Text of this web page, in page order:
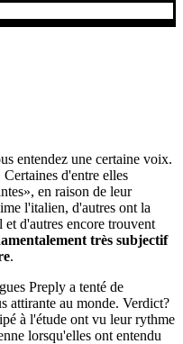
entendez une certaine voix.
d'entre elles
en raison de leur
l'italien, d'autres ont la
d'autres encore trouvent
très subjectif
.
Preply a tenté de
attirante au monde. Verdict?
à l'étude ont vu leur rythme
lorsqu'elles ont entendu